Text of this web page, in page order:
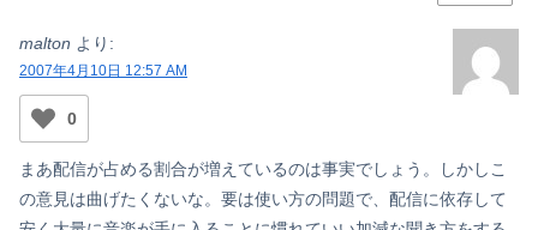
malton より:
2007年4月10日 12:57 AM
0
まあ配信が占める割合が増えているのは事実でしょう。しかしこ
の意見は曲げたくないな。要は使い方の問題で、配信に依存して